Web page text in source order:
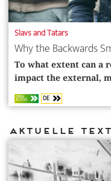
Slavs and Tatars
Why the Backwards
To what extent can a
impact the external,
OPEN
ACCESS DE
Aktuelle